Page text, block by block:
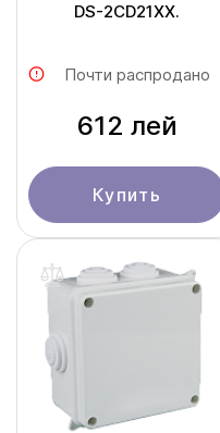
DS-2CD21ХХ.
Почти распродано
612 лей
Купить